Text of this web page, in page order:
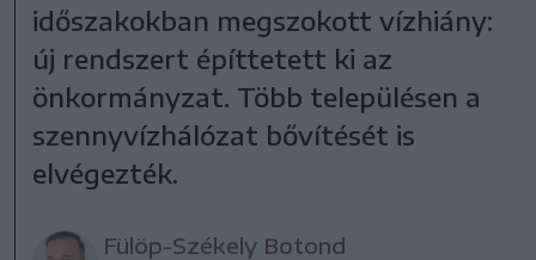
időszakokban megszokott vízhiány:
új rendszert építtetett ki az
önkormányzat. Több településen a
szennyvízhálózat bővítését is
elvégezték.
Fülöp-Székely Botond